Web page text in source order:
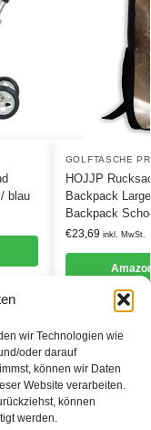
wir Technologien wie
oder darauf
können wir Daten
Website verarbeiten.
können
werden.
blau
GOLFTASCHE
HOJJP
Backpack
Backpack
€23,69 inkl. MwSt.